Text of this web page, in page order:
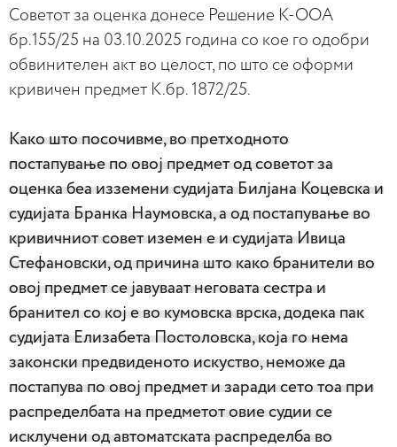
Советот за оценка донесе Решение К-ООА
бр.155/25 на 03.10.2025 година со кое го одобри
обвинителен акт во целост, по што се оформи
кривичен предмет К.бр. 1872/25.
Како што посочивме, во претходното
постапување по овој предмет од советот за
оценка беа изземени судијата Билјана Коцевска и
судијата Бранка Наумовска, а од постапување во
кривичниот совет иземен е и судијата Ивица
Стефановски, од причина што како бранители во
овој предмет се јавуваат неговата сестра и
бранител со кој е во кумовска врска, додека пак
судијата Елизабета Постоловска, која го нема
законски предвиденото искуство, неможе да
постапува по овој предмет и заради сето тоа при
распределбата на предметот овие судии се
исклучени од автоматската распределба во